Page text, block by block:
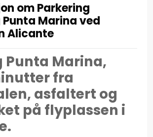
om Parkering
Marina ved
Alicante
Punta Marina,
fra
asfaltert og
på flyplassen i